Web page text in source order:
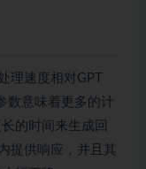
理速度相对GPT
意味着更多的计
的时间来生成回
提供响应，并且其